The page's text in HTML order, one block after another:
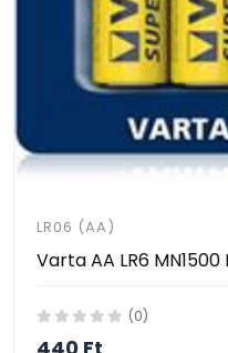
LR06 (AA)
(0)